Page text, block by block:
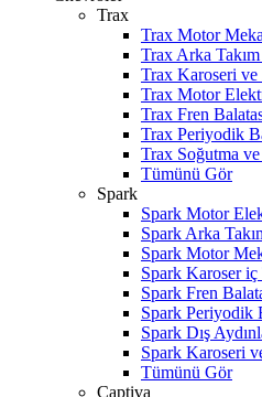
Trax
Trax Motor
Trax Arka
Trax Karoseri
Trax Motor
Trax Fren
Trax Periyodik
Trax Soğutma
Tümünü Gör
Spark
Spark Motor
Spark Arka
Spark Motor
Spark Karoser
Spark Fren
Spark Periyodik
Spark Dış
Spark Karoseri
Tümünü Gör
Captiva